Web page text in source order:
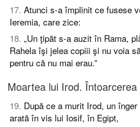
17. Atunci s-a împlinit ce fusese
Ieremia, care zice:
18. „Un ţipăt s-a auzit în Rama,
Rahela îşi jelea copiii şi nu voia
pentru că nu mai erau.”
Moartea lui Irod. Întoarcerea
19. După ce a murit Irod, un
arată în vis lui Iosif, în Egipt,